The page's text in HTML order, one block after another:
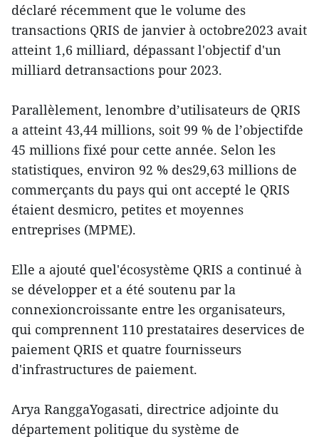
déclaré récemment que le volume des
transactions QRIS de janvier à octobre2023 avait
atteint 1,6 milliard, dépassant l'objectif d'un
milliard detransactions pour 2023.
Parallèlement, lenombre d’utilisateurs de QRIS
a atteint 43,44 millions, soit 99 % de l’objectifde
45 millions fixé pour cette année. Selon les
statistiques, environ 92 % des29,63 millions de
commerçants du pays qui ont accepté le QRIS
étaient desmicro, petites et moyennes
entreprises (MPME).
Elle a ajouté quel'écosystème QRIS a continué à
se développer et a été soutenu par la
connexioncroissante entre les organisateurs,
qui comprennent 110 prestataires deservices de
paiement QRIS et quatre fournisseurs
d'infrastructures de paiement.
Arya RanggaYogasati, directrice adjointe du
département politique du système de